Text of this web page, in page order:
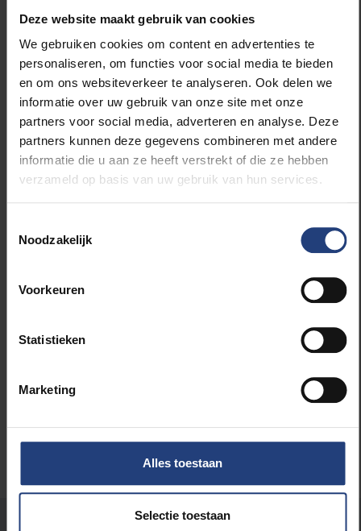
Deze website maakt gebruik van cookies
We gebruiken cookies om content en advertenties te
personaliseren, om functies voor social media te bieden
en om ons websiteverkeer te analyseren. Ook delen we
informatie over uw gebruik van onze site met onze
partners voor social media, adverteren en analyse. Deze
partners kunnen deze gegevens combineren met andere
informatie die u aan ze heeft verstrekt of die ze hebben
verzameld op basis van uw gebruik van hun services.
Noodzakelijk
Voorkeuren
Statistieken
Marketing
Alles toestaan
Selectie toestaan
worden om cellen te sorteren of weefsel te
manipuleren.
"Onze methode biedt nieuwe mogelijkheden voor het
gebruik van golfgeleiders in een breed scala van
technische toepassingen," zegt Vincent Ginis, docent
toegepaste natuurkunde en vakdidactiek
wetenschappen van de Vrije Universiteit Brussel. "Het
is werkelijk fascinerend dat een door mensen
dramatisch te veranderen."
Stond er een fout op deze pagina?